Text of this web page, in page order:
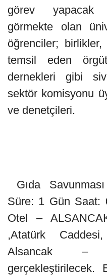
görev yapacak
görmekte olan
öğrenciler;
temsil eden
dernekleri gibi
sektör komisyonu
ve denetçileri.
Gıda
Süre: 1 Gün Saat:
Otel –
,Atatürk
Alsancak –
gerçekleştirilecek.